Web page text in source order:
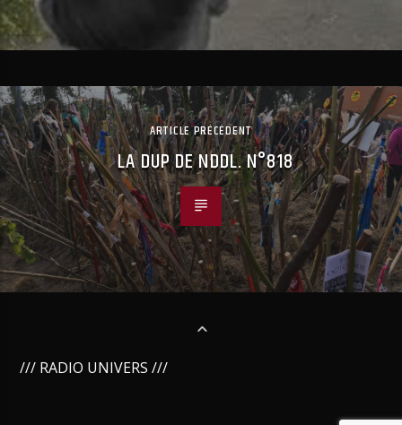
ARTICLE PRÉCÉDENT
LA DUP DE NDDL. N°818
/// RADIO UNIVERS ///